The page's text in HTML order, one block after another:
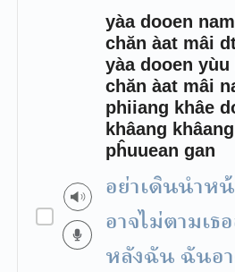
yàa dooen
chăn àat mâi
yàa dooen yùu
chăn àat mâi
phiiang khâe
khâang
pĥuuean gan
อย่าเดินนำห
อาจไม่ตามเธ
หลังฉัน ฉันอา